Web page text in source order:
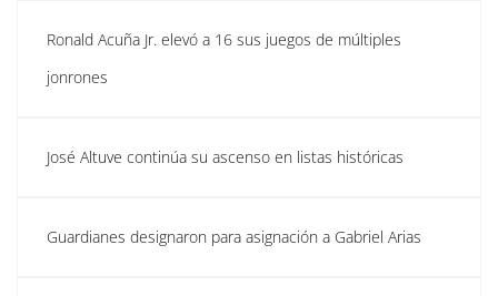
Ronald Acuña Jr. elevó a 16 sus juegos de múltiples
jonrones
José Altuve continúa su ascenso en listas históricas
Guardianes designaron para asignación a Gabriel Arias